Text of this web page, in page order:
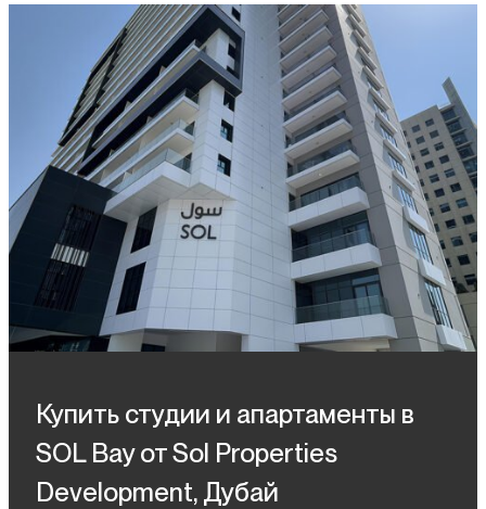
Купить студии и апартаменты в
SOL Bay от Sol Properties
Development, Дубай